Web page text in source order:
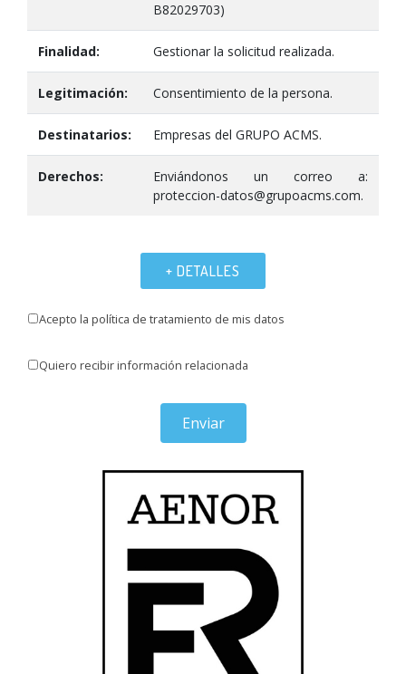
B82029703)
Finalidad: Gestionar la solicitud realizada.
Legitimación: Consentimiento de la persona.
Destinatarios: Empresas del GRUPO ACMS.
Derechos:
Enviándonos un correo a:
proteccion-datos@grupoacms.com.
+ DETALLES
Acepto la política de tratamiento de mis datos
Quiero recibir información relacionada
Enviar